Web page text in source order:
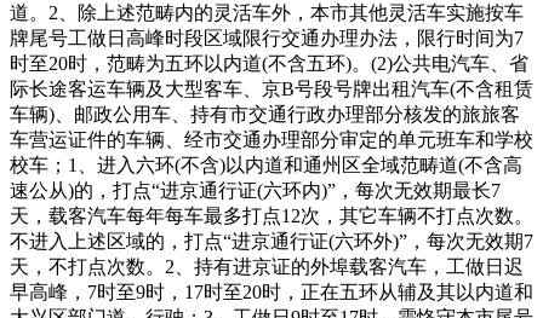
道。2、除上述范畴内的灵活车外，本市其他灵活车实施按车
牌尾号工做日高峰时段区域限行交通办理办法，限行时间为7
时至20时，范畴为五环以内道(不含五环)。(2)公共电汽车、省
际长途客运车辆及大型客车、京B号段号牌出租汽车(不含租赁
车辆)、邮政公用车、持有市交通行政办理部分核发的旅旅客
车营运证件的车辆、经市交通办理部分审定的单元班车和学校
校车；1、进入六环(不含)以内道和通州区全域范畴道(不含高
速公从)的，打点“进京通行证(六环内)”，每次无效期最长7
天，载客汽车每年每车最多打点12次，其它车辆不打点次数。
不进入上述区域的，打点“进京通行证(六环外)”，每次无效期7
天，不打点次数。2、持有进京证的外埠载客汽车，工做日迟
早高峰，7时至9时，17时至20时，正在五环从辅及其以内道和